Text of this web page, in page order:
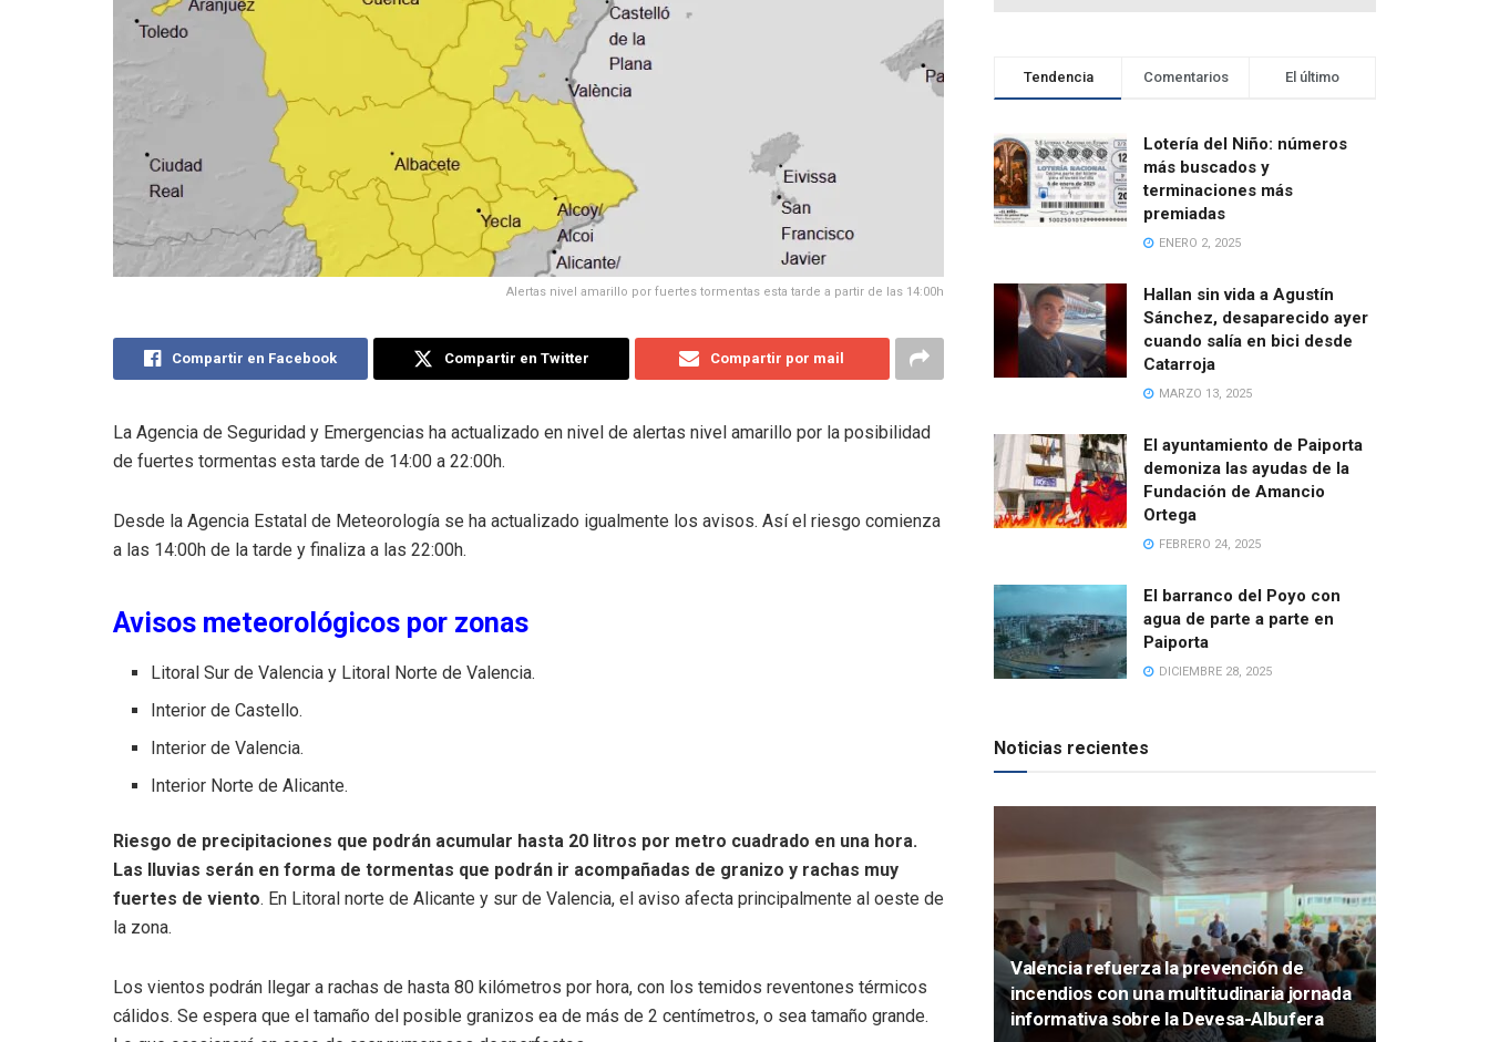
Alertas nivel amarillo por fuertes tormentas esta tarde a partir de las 14:00h
Compartir en Facebook Compartir en Twitter Compartir por mail
La Agencia de Seguridad y Emergencias ha actualizado en nivel de alertas nivel amarillo por la posibilidad
de fuertes tormentas esta tarde de 14:00 a 22:00h.
Desde la Agencia Estatal de Meteorología se ha actualizado igualmente los avisos. Así el riesgo comienza
a las 14:00h de la tarde y finaliza a las 22:00h.
Avisos meteorológicos por zonas
Litoral Sur de Valencia y Litoral Norte de Valencia.
Interior de Castello.
Interior de Valencia.
Interior Norte de Alicante.
Riesgo de precipitaciones que podrán acumular hasta 20 litros por metro cuadrado en una hora.
Las lluvias serán en forma de tormentas que podrán ir acompañadas de granizo y rachas muy
fuertes de viento. En Litoral norte de Alicante y sur de Valencia, el aviso afecta principalmente al oeste de
la zona.
Los vientos podrán llegar a rachas de hasta 80 kilómetros por hora, con los temidos reventones térmicos
cálidos. Se espera que el tamaño del posible granizos ea de más de 2 centímetros, o sea tamaño grande.
Tendencia Comentarios El último
Lotería del Niño: números
más buscados y
terminaciones más
premiadas
ENERO 2, 2025
Hallan sin vida a Agustín
Sánchez, desaparecido ayer
cuando salía en bici desde
Catarroja
MARZO 13, 2025
El ayuntamiento de Paiporta
demoniza las ayudas de la
Fundación de Amancio
Ortega
FEBRERO 24, 2025
El barranco del Poyo con
agua de parte a parte en
Paiporta
DICIEMBRE 28, 2025
Noticias recientes
Valencia refuerza la prevención de
incendios con una multitudinaria jornada
informativa sobre la Devesa-Albufera